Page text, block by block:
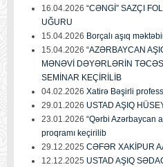
16.04.2026 “CƏNGİ” SAZÇI
UĞURU
15.04.2026 Borçalı aşıq
15.04.2026 “AZƏRBAYCAN
MƏNƏVİ DƏYƏRLƏRİN
SEMİNAR KEÇİRİLİB
04.02.2026 Xatirə Bəşirli
29.01.2026 USTAD AŞIQ
23.01.2026 “Qərbi Azərbaycan
proqramı keçirilib
29.12.2025 CƏFƏR XAKİPUR
12.12.2025 USTAD AŞIQ